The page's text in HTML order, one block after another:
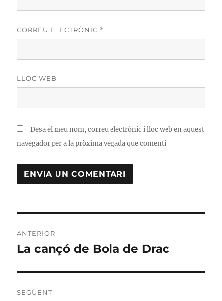
CORREU ELECTRÒNIC *
LLOC WEB
Desa el meu nom, correu electrònic i lloc web en aquest
navegador per a la pròxima vegada que comenti.
d'entrades
ANTERIOR
Entrada
La cançó de Bola de Drac
SEGÜENT